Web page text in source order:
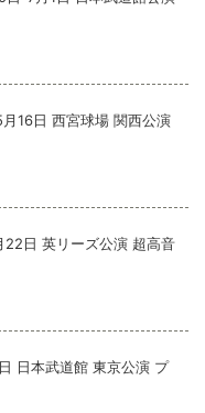
16日 西宮球場 関西公演
日 英リーズ公演 超高音
日本武道館 東京公演 プ